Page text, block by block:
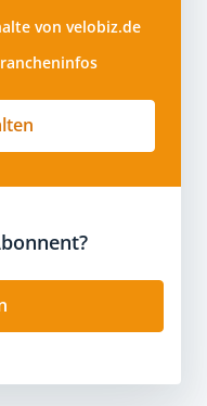
von velobiz.de